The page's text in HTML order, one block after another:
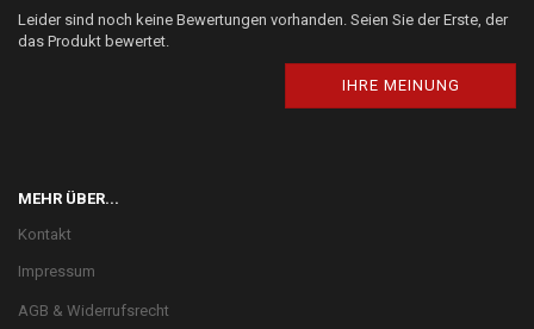
Leider sind noch keine Bewertungen vorhanden. Seien Sie der Erste, der
das Produkt bewertet.
IHRE MEINUNG
MEHR ÜBER...
Kontakt
Impressum
AGB & Widerrufsrecht